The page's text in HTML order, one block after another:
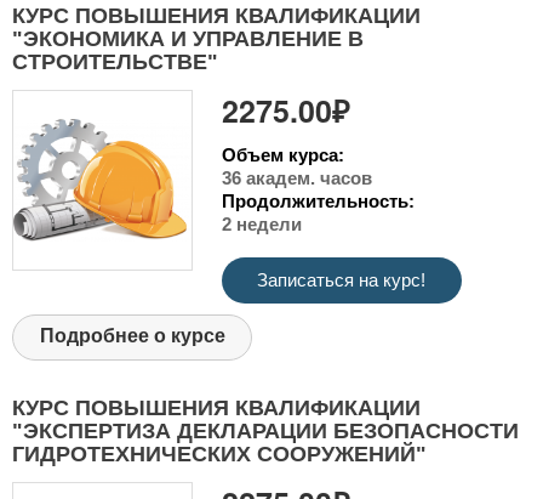
КУРС ПОВЫШЕНИЯ КВАЛИФИКАЦИИ
"ЭКОНОМИКА И УПРАВЛЕНИЕ В
СТРОИТЕЛЬСТВЕ"
2275.00₽
Объем курса:
36 академ. часов
Продолжительность:
2 недели
Записаться на курс!
Подробнее о курсе
КУРС ПОВЫШЕНИЯ КВАЛИФИКАЦИИ
"ЭКСПЕРТИЗА ДЕКЛАРАЦИИ БЕЗОПАСНОСТИ
ГИДРОТЕХНИЧЕСКИХ СООРУЖЕНИЙ"